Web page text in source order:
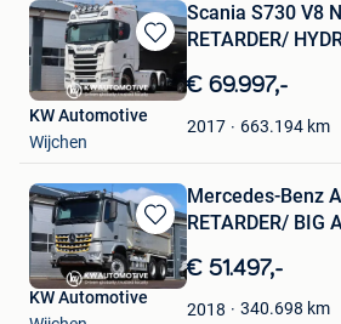
Bewaren
in
Mijn
Favorieten
Scania S730 V8
RETARDER/
€ 69.997,-
2017 663.194 km
KW Automotive
Wijchen
Bewaren
in
Mijn
Favorieten
Mercedes-Benz
RETARDER/ BIG
€ 51.497,-
2018 340.698 km
KW Automotive